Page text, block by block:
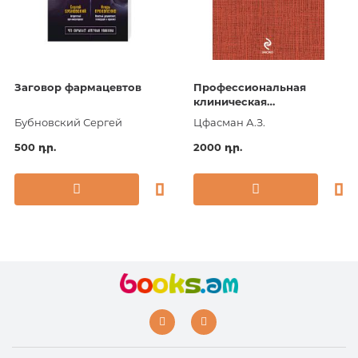
Заговор фармацевтов
Бубновский Сергей
500 դր.
Профессиональная
клиническая
фармакология
Цфасман А.З.
2000 դր.